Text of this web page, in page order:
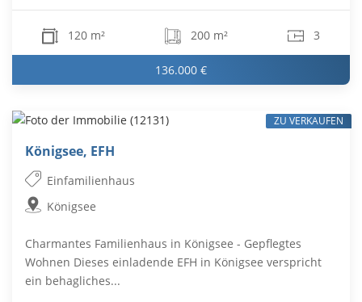
120 m² 200 m² 3
136.000 €
Königsee, EFH
Einfamilienhaus
Königsee
Charmantes Familienhaus in Königsee - Gepflegtes
Wohnen Dieses einladende EFH in Königsee verspricht
ein behagliches...
ZU VERKAUFEN